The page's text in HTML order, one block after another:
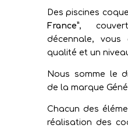
Des piscines
France”,
décennale, vous
qualité et un
Nous somme le
de la marque
Chacun des
réalisation des